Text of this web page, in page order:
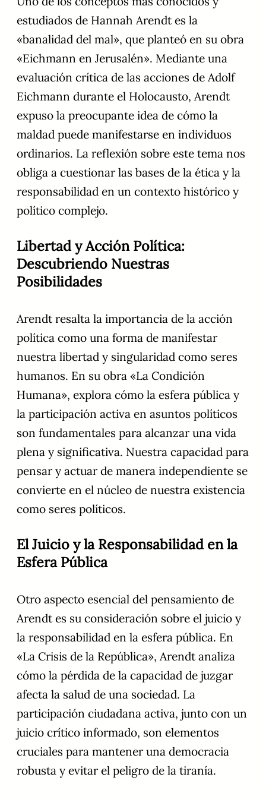
estudiados de Hannah Arendt es la
«banalidad del mal», que planteó en su obra
«Eichmann en Jerusalén». Mediante una
evaluación crítica de las acciones de Adolf
Eichmann durante el Holocausto, Arendt
expuso la preocupante idea de cómo la
maldad puede manifestarse en individuos
ordinarios. La reflexión sobre este tema nos
obliga a cuestionar las bases de la ética y la
responsabilidad en un contexto histórico y
político complejo.
Libertad y Acción Política:
Descubriendo Nuestras
Posibilidades
Arendt resalta la importancia de la acción
política como una forma de manifestar
nuestra libertad y singularidad como seres
humanos. En su obra «La Condición
Humana», explora cómo la esfera pública y
la participación activa en asuntos políticos
son fundamentales para alcanzar una vida
plena y significativa. Nuestra capacidad para
pensar y actuar de manera independiente se
convierte en el núcleo de nuestra existencia
como seres políticos.
El Juicio y la Responsabilidad en la
Esfera Pública
Otro aspecto esencial del pensamiento de
Arendt es su consideración sobre el juicio y
la responsabilidad en la esfera pública. En
«La Crisis de la República», Arendt analiza
cómo la pérdida de la capacidad de juzgar
afecta la salud de una sociedad. La
participación ciudadana activa, junto con un
juicio crítico informado, son elementos
cruciales para mantener una democracia
robusta y evitar el peligro de la tiranía.